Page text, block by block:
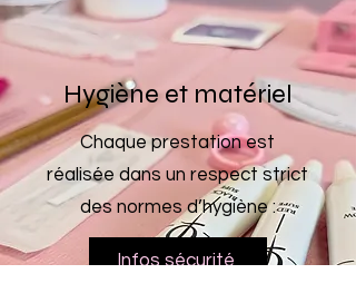
Infos sécurité
Chaque prestation est
réalisée dans un respect strict
des normes d’hygiène :
Hygiène et matériel